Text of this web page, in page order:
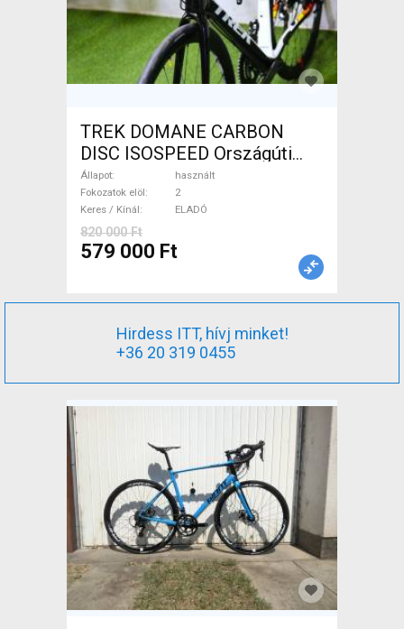
TREK DOMANE CARBON
DISC ISOSPEED Országúti
tárcsafék használt ELADÓ
Állapot
használt
Fokozatok elöl
2
Keres / Kínál
ELADÓ
820 000 Ft
579 000 Ft
Hirdess ITT, hívj minket!
+36 20 319 0455